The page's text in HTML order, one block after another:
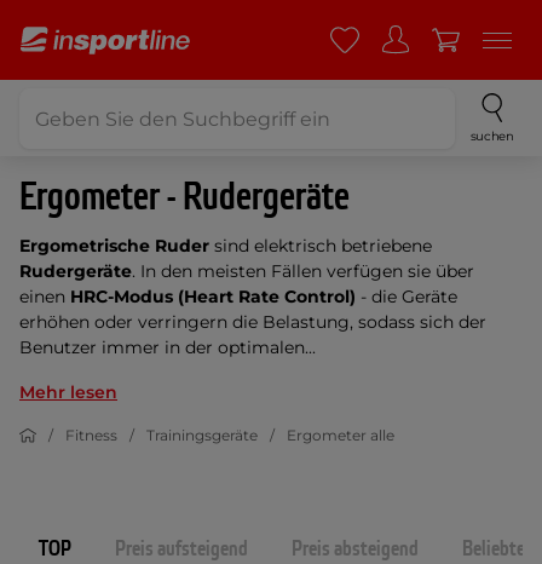
suchen
Ergometer - Rudergeräte
Ergometrische Ruder sind elektrisch betriebene
Rudergeräte. In den meisten Fällen verfügen sie über
einen HRC-Modus (Heart Rate Control) - die Geräte
erhöhen oder verringern die Belastung, sodass sich der
Benutzer immer in der optimalen...
Mehr lesen
Fitness Trainingsgeräte Ergometer alle
TOP Preis aufsteigend Preis absteigend